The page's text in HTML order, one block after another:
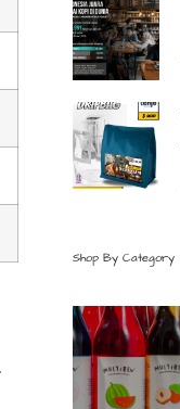
Shop By Category